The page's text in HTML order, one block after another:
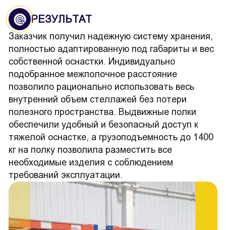
РЕЗУЛЬТАТ
Заказчик получил надежную систему хранения,
полностью адаптированную под габариты и вес
собственной оснастки. Индивидуально
подобранное межполочное расстояние
позволило рационально использовать весь
внутренний объем стеллажей без потери
полезного пространства. Выдвижные полки
обеспечили удобный и безопасный доступ к
тяжелой оснастке, а грузоподъемность до 1400
кг на полку позволила разместить все
необходимые изделия с соблюдением
требований эксплуатации.